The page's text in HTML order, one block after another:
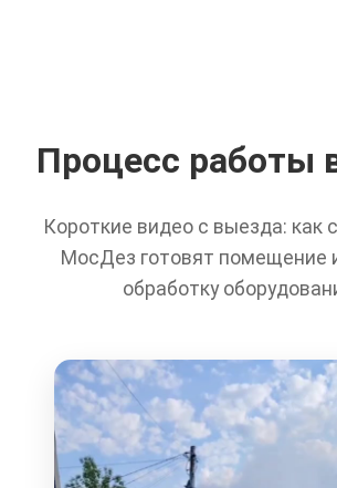
Процесс работы
Короткие видео с выезда: как
МосДез готовят помещение
обработку